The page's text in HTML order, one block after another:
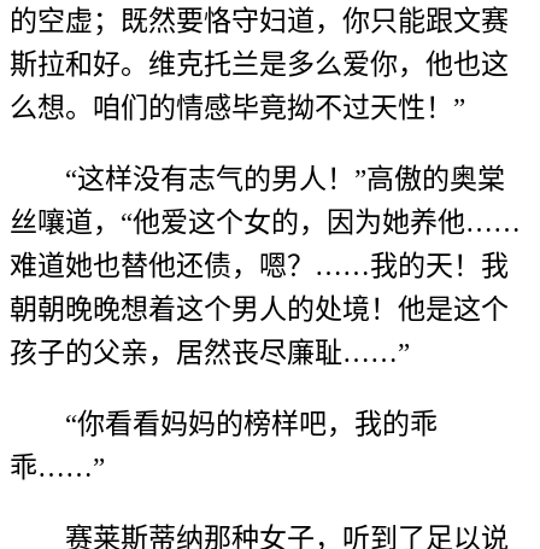
的空虚；既然要恪守妇道，你只能跟文赛
斯拉和好。维克托兰是多么爱你，他也这
么想。咱们的情感毕竟拗不过天性！”
“这样没有志气的男人！”高傲的奥棠
丝嚷道，“他爱这个女的，因为她养他……
难道她也替他还债，嗯？……我的天！我
朝朝晚晚想着这个男人的处境！他是这个
孩子的父亲，居然丧尽廉耻……”
“你看看妈妈的榜样吧，我的乖
乖……”
赛莱斯蒂纳那种女子，听到了足以说